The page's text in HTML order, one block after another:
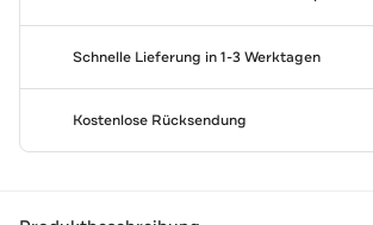
Schnelle Lieferung in 1-3 Werktagen
Kostenlose Rücksendung